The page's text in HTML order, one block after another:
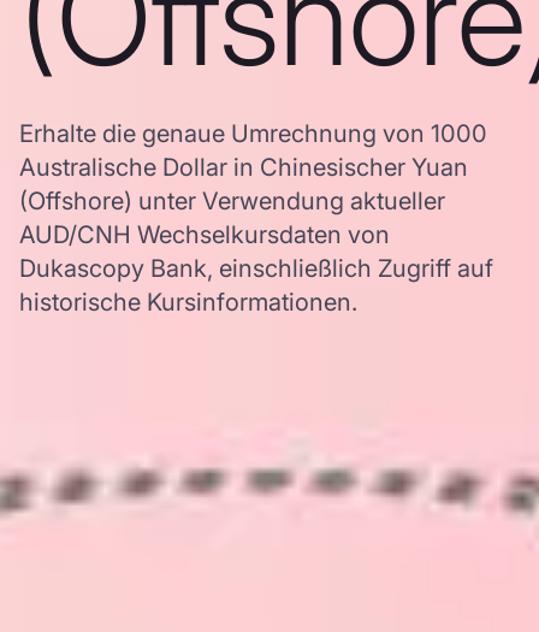
Erhalte die genaue Umrechnung von 1000
Australische Dollar in Chinesischer Yuan
(Offshore) unter Verwendung aktueller
AUD/CNH Wechselkursdaten von
Dukascopy Bank, einschließlich Zugriff auf
historische Kursinformationen.